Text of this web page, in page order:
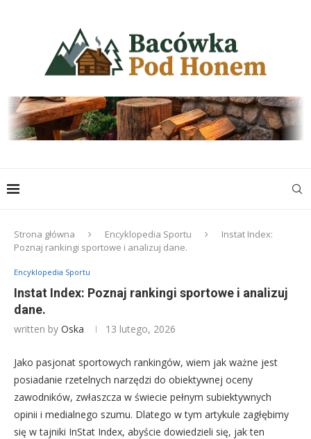
Strona główna Encyklopedia Sportu
Instat Index:
Poznaj rankingi sportowe i analizuj dane.
Encyklopedia Sportu
Instat Index: Poznaj rankingi sportowe i analizuj
dane.
written by Oska 13 lutego, 2026
Jako pasjonat sportowych rankingów, wiem jak ważne jest
posiadanie rzetelnych narzędzi do obiektywnej oceny
zawodników, zwłaszcza w świecie pełnym subiektywnych
opinii i medialnego szumu. Dlatego w tym artykule zagłębimy
się w tajniki InStat Index, abyście dowiedzieli się, jak ten